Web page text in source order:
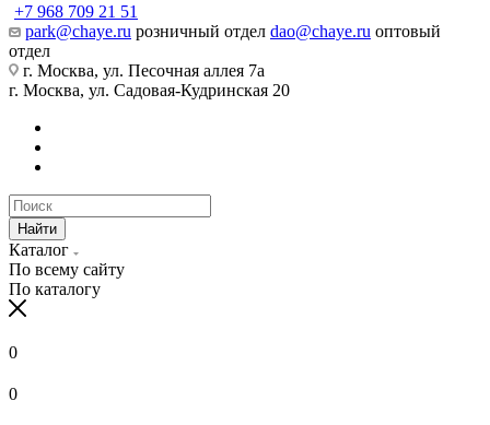
+7 968 709 21 51
park@chaye.ru розничный отдел dao@chaye.ru оптовый
отдел
г. Москва, ул. Песочная аллея 7а
г. Москва, ул. Садовая-Кудринская 20
Найти
Каталог
По всему сайту
По каталогу
0
0